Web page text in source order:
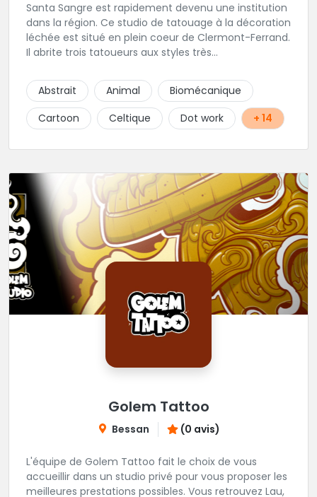
Santa Sangre est rapidement devenu une institution
dans la région. Ce studio de tatouage à la décoration
léchée est situé en plein coeur de Clermont-Ferrand.
Il abrite trois tatoueurs aux styles très
la créativité. Le studio est installé en duplex, laissant
à chacun sa part d'intimité. Une superbe adresse en
Auvergne.
Abstrait Animal
Biomécanique
Cartoon
Celtique Dot work + 14
Golem Tattoo
Bessan (0 avis)
L'équipe de Golem Tattoo fait le choix de vous
accueillir dans un studio privé pour vous proposer les
meilleures prestations possibles. Vous retrouvez Lau,